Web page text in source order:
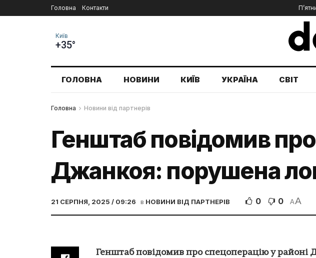
Головна Контакти
Київ
+35°
ГОЛОВНА НОВИНИ КИЇВ УКРАЇНА СВІТ
Головна Новини від партнерів
Генштаб повідомив
Джанкоя: порушена
21 СЕРПНЯ, 2025 / 09:26 в НОВИНИ ВІД ПАРТНЕРІВ 0 0 AA
Генштаб повідомив про спецоперацію у районі